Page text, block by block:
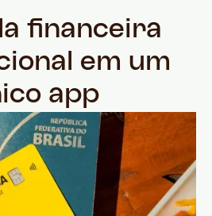
financeira
em um
app